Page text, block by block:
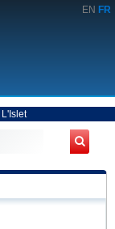
EN FR
L'Islet